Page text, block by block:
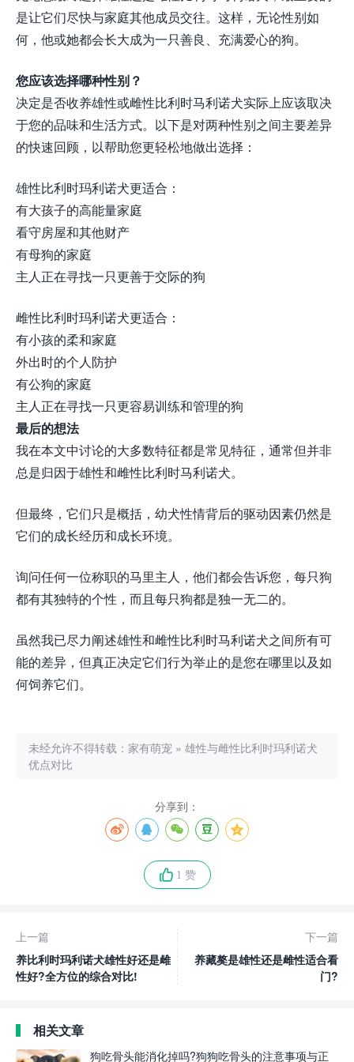
是让它们尽快与家庭其他成员交往。这样，无论性别如
何，他或她都会长大成为一只善良、充满爱心的狗。
您应该选择哪种性别？
决定是否收养雄性或雌性比利时马利诺犬实际上应该取决
于您的品味和生活方式。以下是对两种性别之间主要差异
的快速回顾，以帮助您更轻松地做出选择：
雄性比利时玛利诺犬更适合：
有大孩子的高能量家庭
看守房屋和其他财产
有母狗的家庭
主人正在寻找一只更善于交际的狗
雌性比利时玛利诺犬更适合：
有小孩的柔和家庭
外出时的个人防护
有公狗的家庭
主人正在寻找一只更容易训练和管理的狗
最后的想法
我在本文中讨论的大多数特征都是常见特征，通常但并非
总是归因于雄性和雌性比利时马利诺犬。
但最终，它们只是概括，幼犬性情背后的驱动因素仍然是
它们的成长经历和成长环境。
询问任何一位称职的马里主人，他们都会告诉您，每只狗
都有其独特的个性，而且每只狗都是独一无二的。
虽然我已尽力阐述雄性和雌性比利时马利诺犬之间所有可
能的差异，但真正决定它们行为举止的是您在哪里以及如
何饲养它们。
未经允许不得转载： 家有萌宠 » 雄性与雌性比利时玛利诺犬
优点对比
分享到：
1 赞
上一篇
养比利时玛利诺犬雄性好还是雌
性好?全方位的综合对比!
下一篇
养藏獒是雄性还是雌性适合看
门?
相关文章
狗吃骨头能消化掉吗?狗狗吃骨头的注意事项与正